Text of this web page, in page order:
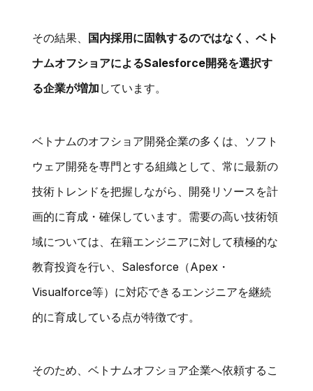
その結果、
国内採用に固執するのではなく、ベト
ナムオフショアによるSalesforce開発を選択す
る企業が増加 しています。
ベトナムのオフショア開発企業の多くは、ソフト
ウェア開発を専門とする組織として、常に最新の
技術トレンドを把握しながら、開発リソースを計
画的に育成・確保しています。需要の高い技術領
域については、在籍エンジニアに対して積極的な
教育投資を行い、Salesforce（Apex・
Visualforce等）に対応できるエンジニアを継続
的に育成している点が特徴です。
そのため、ベトナムオフショア企業へ依頼するこ